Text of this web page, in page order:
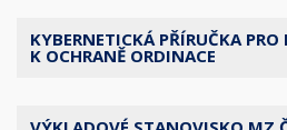
KYBERNETICKÁ PŘÍRUČKA
K OCHRANĚ ORDINACE